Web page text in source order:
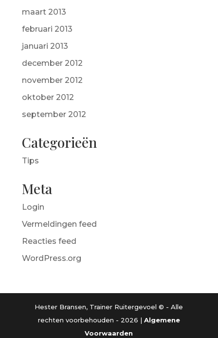
maart 2013
februari 2013
januari 2013
december 2012
november 2012
oktober 2012
september 2012
Categorieën
Tips
Meta
Login
Vermeldingen feed
Reacties feed
WordPress.org
Hester Bransen, Trainer Ruitergevoel © - Alle
rechten voorbehouden - 2026 | Algemene
Voorwaarden